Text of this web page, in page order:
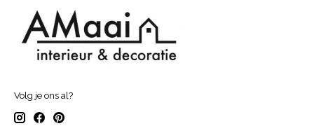
Volg je ons al?